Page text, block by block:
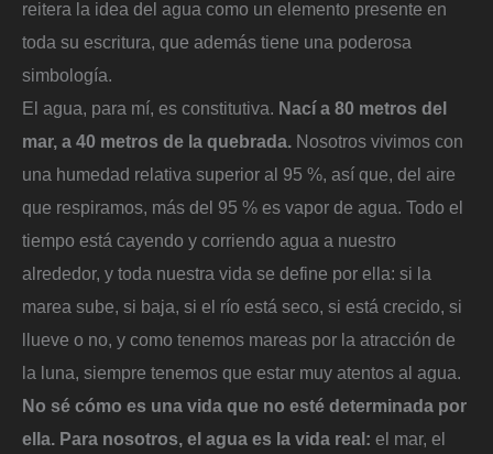
reitera la idea del agua como un elemento presente en
toda su escritura, que además tiene una poderosa
simbología.
El agua, para mí, es constitutiva. Nací a 80 metros del
mar, a 40 metros de la quebrada. Nosotros vivimos con
una humedad relativa superior al 95 %, así que, del aire
que respiramos, más del 95 % es vapor de agua. Todo el
tiempo está cayendo y corriendo agua a nuestro
alrededor, y toda nuestra vida se define por ella: si la
marea sube, si baja, si el río está seco, si está crecido, si
llueve o no, y como tenemos mareas por la atracción de
la luna, siempre tenemos que estar muy atentos al agua.
No sé cómo es una vida que no esté determinada por
ella. Para nosotros, el agua es la vida real: el mar, el